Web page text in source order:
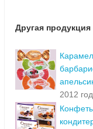
Другая
2012 год